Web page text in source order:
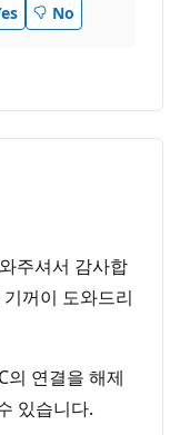
No
주셔서 감사합
꺼이 도와드리
의 연결을 해제
있습니다.